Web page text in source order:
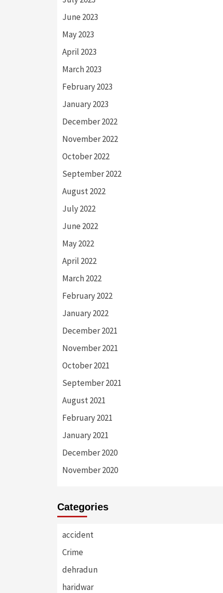
June 2023
May 2023
April 2023
March 2023
February 2023
January 2023
December 2022
November 2022
October 2022
September 2022
August 2022
July 2022
June 2022
May 2022
April 2022
March 2022
February 2022
January 2022
December 2021
November 2021
October 2021
September 2021
August 2021
February 2021
January 2021
December 2020
November 2020
Categories
accident
Crime
dehradun
haridwar